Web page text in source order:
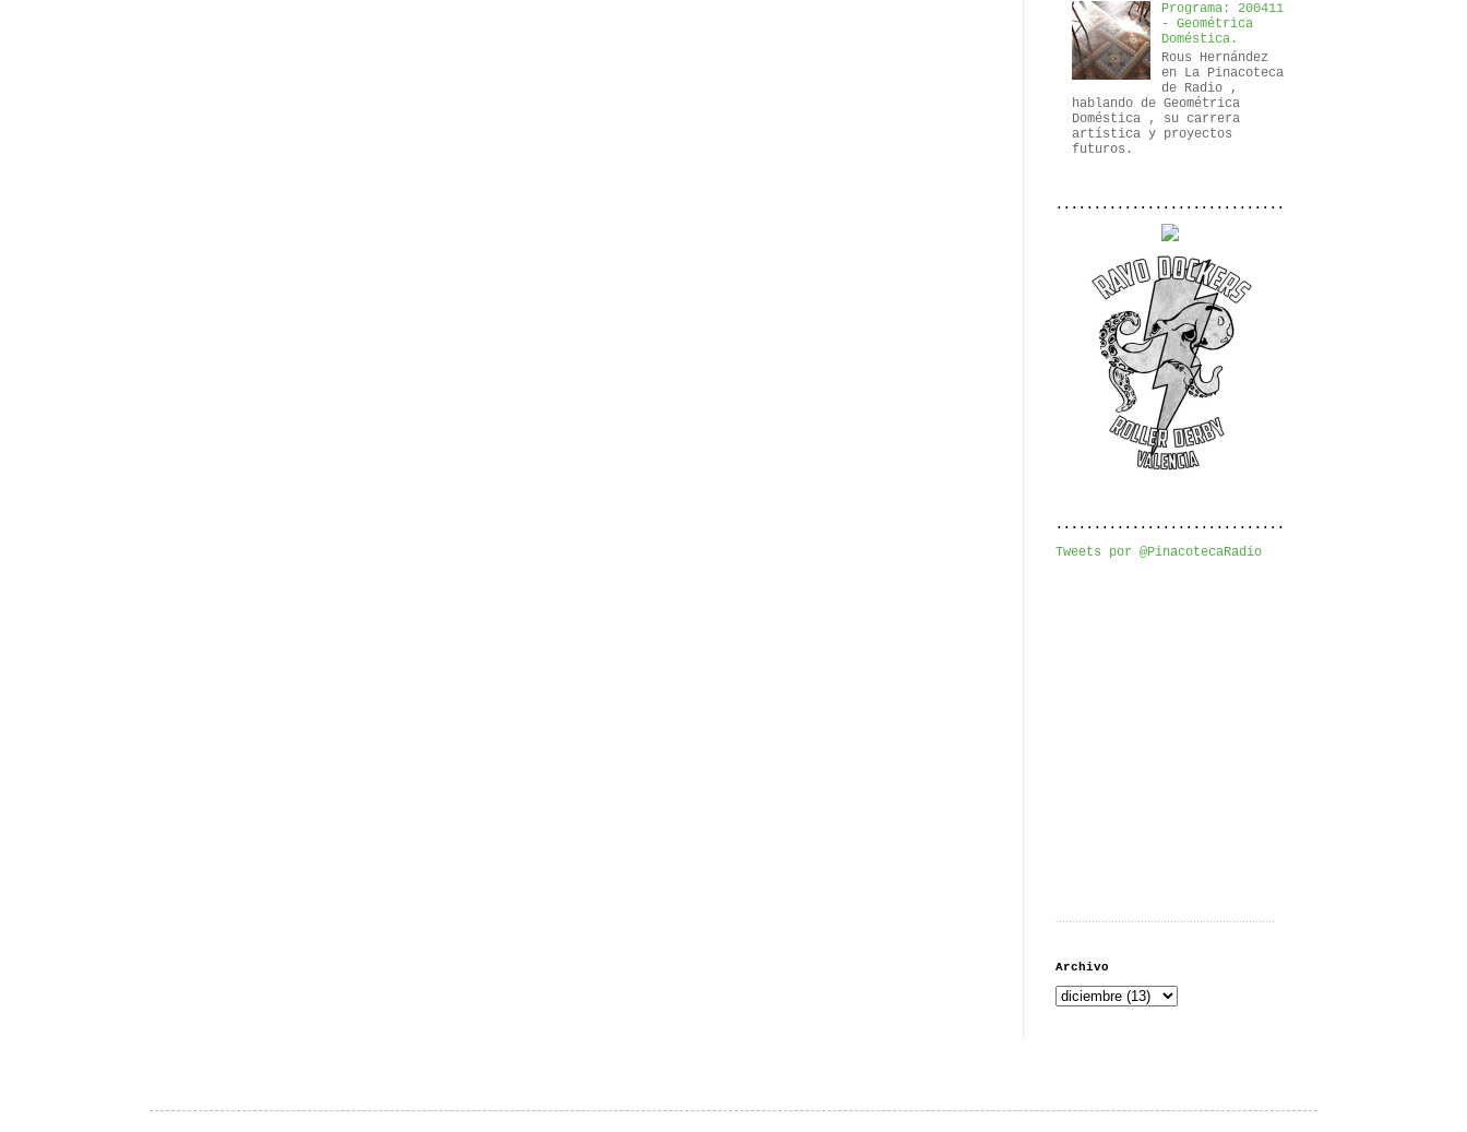
Programa: 200411
- Geométrica
Doméstica.
Rous Hernández
en La Pinacoteca
de Radio ,
hablando de Geométrica
Doméstica , su carrera
artística y proyectos
futuros.
..............................
..............................
Tweets por @PinacotecaRadio
Archivo